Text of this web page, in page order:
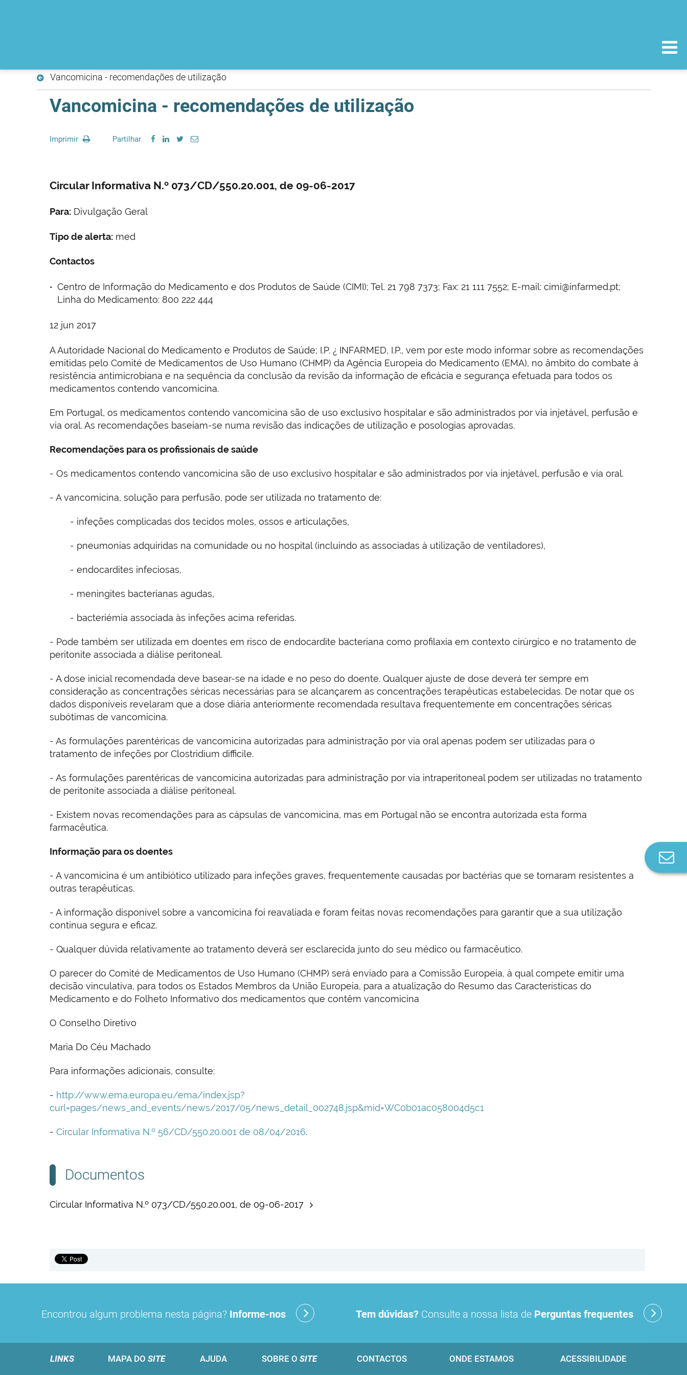
Vancomicina - recomendações de utilização
Vancomicina - recomendações de utilização
Imprimir Partilhar
Circular Informativa N.º 073/CD/550.20.001, de 09-06-2017
Para: Divulgação Geral
Tipo de alerta: med
Contactos
Centro de Informação do Medicamento e dos Produtos de Saúde (CIMI); Tel. 21 798 7373; Fax: 21 111 7552; E-mail: cimi@infarmed.pt;
Linha do Medicamento: 800 222 444
12 jun 2017
A Autoridade Nacional do Medicamento e Produtos de Saúde; I.P. ¿ INFARMED, I.P., vem por este modo informar sobre as recomendações
emitidas pelo Comité de Medicamentos de Uso Humano (CHMP) da Agência Europeia do Medicamento (EMA), no âmbito do combate à
resistência antimicrobiana e na sequência da conclusão da revisão da informação de eficácia e segurança efetuada para todos os
medicamentos contendo vancomicina.
Em Portugal, os medicamentos contendo vancomicina são de uso exclusivo hospitalar e são administrados por via injetável, perfusão e
via oral. As recomendações baseiam-se numa revisão das indicações de utilização e posologias aprovadas.
Recomendações para os profissionais de saúde
- Os medicamentos contendo vancomicina são de uso exclusivo hospitalar e são administrados por via injetável, perfusão e via oral.
- A vancomicina, solução para perfusão, pode ser utilizada no tratamento de:
- infeções complicadas dos tecidos moles, ossos e articulações,
- pneumonias adquiridas na comunidade ou no hospital (incluindo as associadas à utilização de ventiladores),
- endocardites infeciosas,
- meningites bacterianas agudas,
- bacteriémia associada às infeções acima referidas.
- Pode também ser utilizada em doentes em risco de endocardite bacteriana como profilaxia em contexto cirúrgico e no tratamento de
peritonite associada a diálise peritoneal.
- A dose inicial recomendada deve basear-se na idade e no peso do doente. Qualquer ajuste de dose deverá ter sempre em
consideração as concentrações séricas necessárias para se alcançarem as concentrações terapêuticas estabelecidas. De notar que os
dados disponíveis revelaram que a dose diária anteriormente recomendada resultava frequentemente em concentrações séricas
subótimas de vancomicina.
- As formulações parentéricas de vancomicina autorizadas para administração por via oral apenas podem ser utilizadas para o
tratamento de infeções por Clostridium difficile.
- As formulações parentéricas de vancomicina autorizadas para administração por via intraperitoneal podem ser utilizadas no tratamento
de peritonite associada a diálise peritoneal.
- Existem novas recomendações para as cápsulas de vancomicina, mas em Portugal não se encontra autorizada esta forma
farmacêutica.
Informação para os doentes
- A vancomicina é um antibiótico utilizado para infeções graves, frequentemente causadas por bactérias que se tornaram resistentes a
outras terapêuticas.
- A informação disponível sobre a vancomicina foi reavaliada e foram feitas novas recomendações para garantir que a sua utilização
continua segura e eficaz.
- Qualquer dúvida relativamente ao tratamento deverá ser esclarecida junto do seu médico ou farmacêutico.
O parecer do Comité de Medicamentos de Uso Humano (CHMP) será enviado para a Comissão Europeia, à qual compete emitir uma
decisão vinculativa, para todos os Estados Membros da União Europeia, para a atualização do Resumo das Características do
Medicamento e do Folheto Informativo dos medicamentos que contêm vancomicina
O Conselho Diretivo
Maria Do Céu Machado
Para informações adicionais, consulte:
- http://www.ema.europa.eu/ema/index.jsp?
curl=pages/news_and_events/news/2017/05/news_detail_002748.jsp&mid=WC0b01ac058004d5c1
- Circular Informativa N.º 56/CD/550.20.001 de 08/04/2016.
Documentos
Circular Informativa N.º 073/CD/550.20.001, de 09-06-2017
Encontrou algum problema nesta página? Informe-nos Tem dúvidas? Consulte a nossa lista de Perguntas frequentes
LINKS MAPA DO SITE AJUDA SOBRE O SITE CONTACTOS ONDE ESTAMOS ACESSIBILIDADE